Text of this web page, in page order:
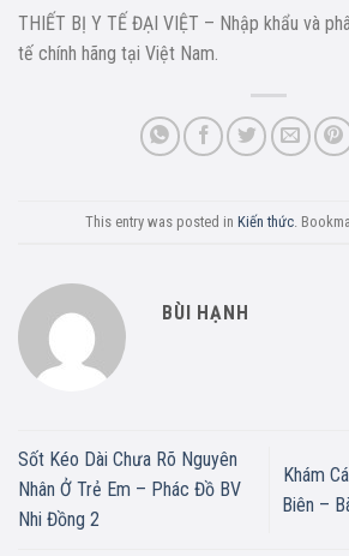
THIẾT BỊ Y TẾ ĐẠI VIỆT – Nhập khẩu và
tế chính hãng tại Việt Nam.
This entry was posted in Kiến thức .
BÙI HẠNH
Sốt Kéo Dài Chưa Rõ Nguyên
Nhân Ở Trẻ Em – Phác Đồ BV
Nhi Đồng 2
Khám
Biên –